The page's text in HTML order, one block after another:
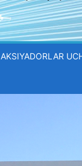
AKSIYADORLAR